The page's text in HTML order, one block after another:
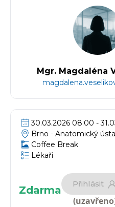
Mgr. Magdaléna
30.03.2026 08:00 -
Brno - Anatomický
Coffee Break
Lékaři
Zdarma
Přihlásit
(uzavřeno